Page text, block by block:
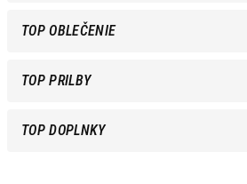
TOP OBLEČENIE
TOP PRILBY
TOP DOPLNKY